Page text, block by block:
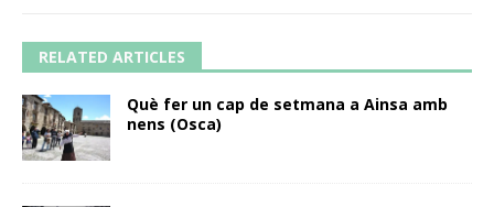
RELATED ARTICLES
Què fer un cap de setmana a Ainsa amb
nens (Osca)